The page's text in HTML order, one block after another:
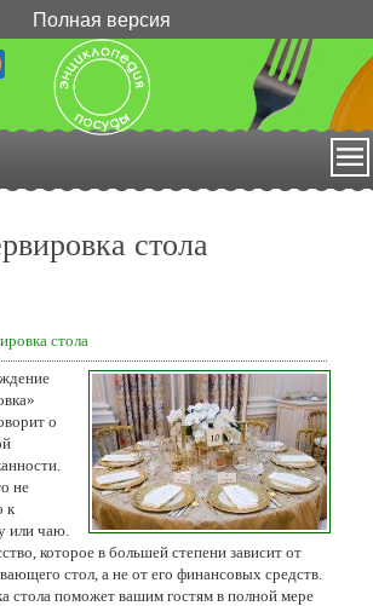
Полная версия
стола
стола
о
не
к
или чаю.
которое в большей степени зависит от
стол, а не от его финансовых средств.
стола поможет вашим гостям в полной мере